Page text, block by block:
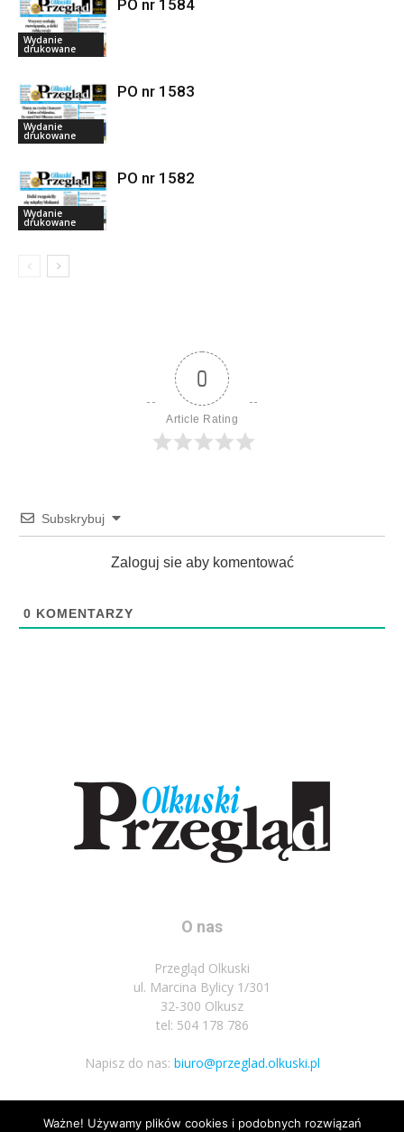
Wydanie
drukowane
PO nr 1584
Wydanie
drukowane
PO nr 1583
Wydanie
drukowane
PO nr 1582
0
Article Rating
Subskrybuj
Zaloguj sie aby komentować
0 KOMENTARZY
O nas
Przegląd Olkuski
ul. Marcina Bylicy 1/301
32-300 Olkusz
tel: 504 178 786
Napisz do nas: biuro@przeglad.olkuski.pl
Ważne! Używamy plików cookies i podobnych rozwiązań